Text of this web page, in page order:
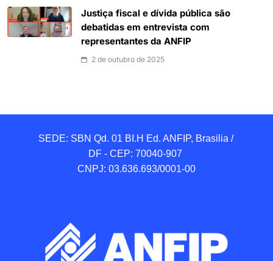
Justiça fiscal e dívida pública são
debatidas em entrevista com
representantes da ANFIP
2 de outubro de 2025
SEDE: SBN Qd. 01 BI.H Ed. ANFIP, Brasilia /
DF - CEP: 70040-907
CNPJ: 03.636.693/0001-00